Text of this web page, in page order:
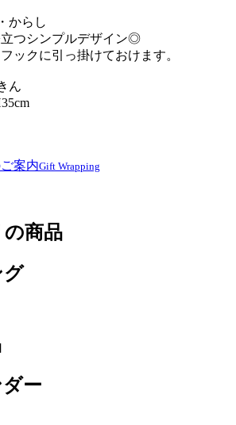
からし
つシンプルデザイン◎
ックに引っ掛けておけます。
ん
案内Gift Wrapping
の商品
グ
ー